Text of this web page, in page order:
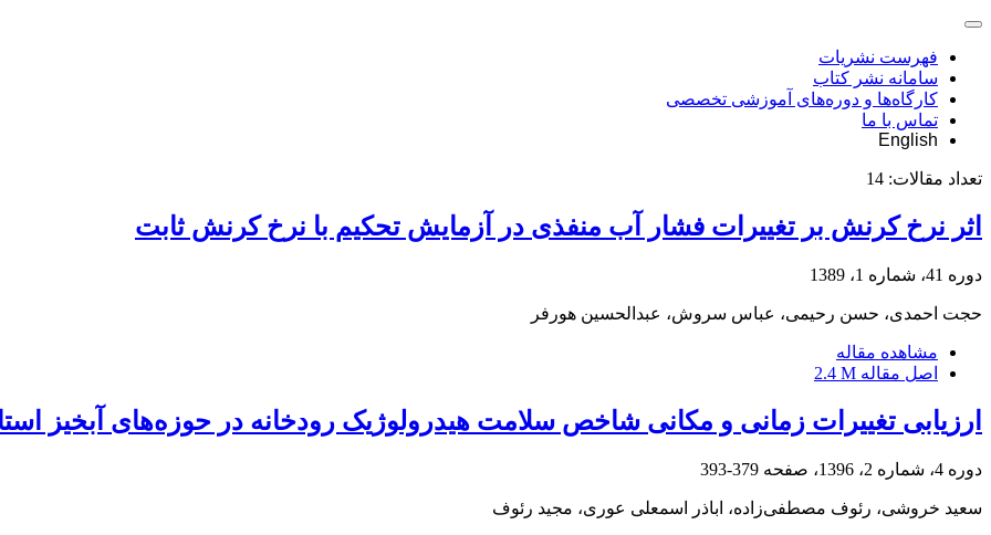
فهرست نشریات
سامانه نشر کتاب
کارگاه‌ها و دوره‌های آموزشی تخصصی
تماس با ما
English
تعداد مقالات: 14
اثر نرخ کرنش بر تغییرات فشار آب منفذی در آزمایش تحکیم با نرخ کرنش ثابت
دوره 41، شماره 1، 1389
حجت احمدی، حسن رحیمی، عباس سروش، عبدالحسین هورفر
مشاهده مقاله
اصل مقاله 2.4 M
ارزیابی تغییرات زمانی و مکانی شاخص سلامت هیدرولوژیک رودخانه در حوزه‌های آبخیز
دوره 4، شماره 2، 1396، صفحه 379-393
سعید خروشی، رئوف مصطفی‌زاده، اباذر اسمعلی عوری، مجید رئوف